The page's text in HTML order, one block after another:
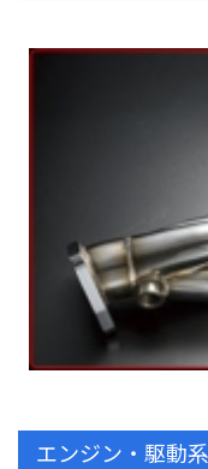
エンジン・駆動系